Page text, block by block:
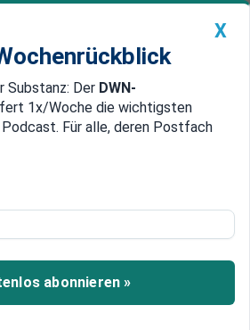
DWN: Geldanlage Premium
DWN-Magazin China
der EZB beim
faule Kredite in die
Rats sind der Auffassung,
X
Substanz: Der DWN-
1x/Woche die wichtigsten
Für alle, deren Postfach
abonnieren »